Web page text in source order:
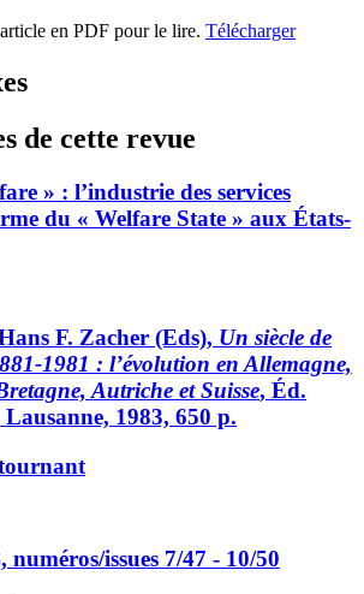
en PDF pour le lire. Télécharger
de cette revue
» : l’industrie des services
du « Welfare State » aux États-
F. Zacher (Eds), Un siècle de
1981 : l’évolution en Allemagne,
Autriche et Suisse, Éd.
Lausanne, 1983, 650 p.
numéros/issues 7/47 - 10/50